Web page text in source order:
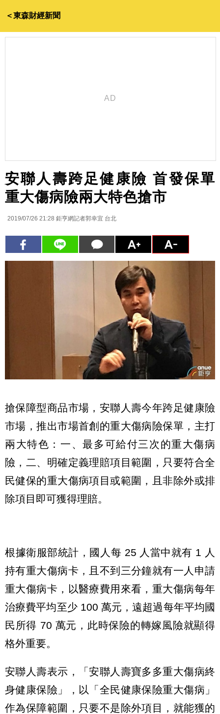
＜東森財經新聞
安聯人壽跨足健康險 首發保單
重大傷病險兩大特色搶市
2019/07/26 21:28 鉅亨網記者郭幸宜 台北
搶保障型商品市場，安聯人壽今年跨足健康險
市場，推出市場首創的重大傷病險保單，主打
兩大特色：一、最多可給付三次的重大傷病
險，二、明確定義理賠項目範圍，只要符合全
民健保的重大傷病項目或範圍，且非除外或排
除項目即可獲得理賠。
根據衛服部統計，國人每 25 人當中就有 1 人
持有重大傷病卡，且不到三分鐘就有一人申請
重大傷病卡，以醫療費用來看，重大傷病每年
治療費平均至少 100 萬元，遠超過每年平均國
民所得 70 萬元，此時保險的轉嫁風險就顯得
格外重要。
安聯人壽表示，「安聯人壽寶多多重大傷病終
身健康保險」，以「全民健康保險重大傷病」
作為保障範圍，只要不是除外項目，就能獲的